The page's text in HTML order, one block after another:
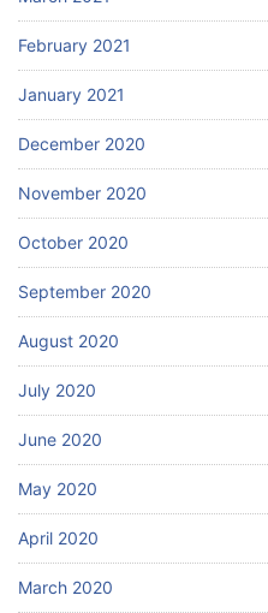
February 2021
January 2021
December 2020
November 2020
October 2020
September 2020
August 2020
July 2020
June 2020
May 2020
April 2020
March 2020